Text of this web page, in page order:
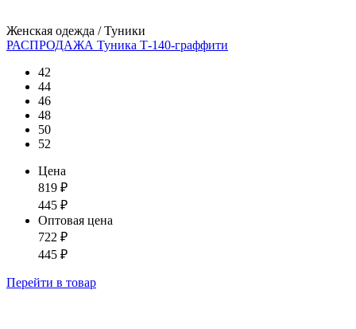
Женская одежда / Туники
РАСПРОДАЖА Туника Т-140-граффити
42
44
46
48
50
52
Цена
819 ₽
445 ₽
Оптовая цена
722 ₽
445 ₽
Перейти в товар